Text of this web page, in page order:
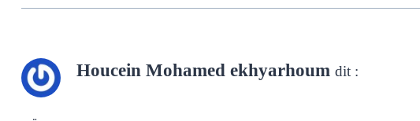
Houcein Mohamed ekhyarhoum dit :